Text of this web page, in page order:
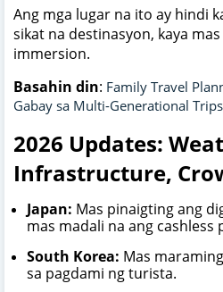
Ang mga lugar na ito ay hindi
sikat na destinasyon, kaya
immersion.
Basahin din: Family Travel
Gabay sa Multi-Generational
2026 Updates:
Infrastructure,
Japan: Mas pinaigting ang
mas madali na ang cashless
South Korea: Mas
sa pagdami ng turista.